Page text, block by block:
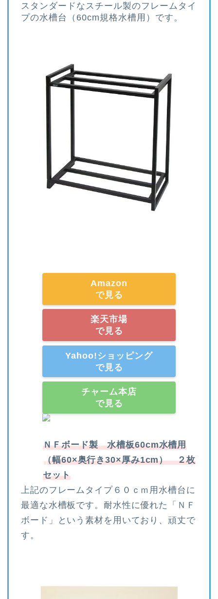
スタンダードなスチール製のフレームタイ
プの水槽台（60cm規格水槽用）です。
Amazon
で見る
楽天市場
で見る
Yahoo!ショッピング
で見る
チャーム本店
で見る
ＮＦボード製 水槽板60cm水槽用
（幅60×奥行き30×厚み1cm） ２枚
セット
上記のフレームタイプ６０ｃｍ用水槽台に
最適な水槽板です。耐水性に優れた「ＮＦ
ボード」という素材を用いており、頑丈で
す。